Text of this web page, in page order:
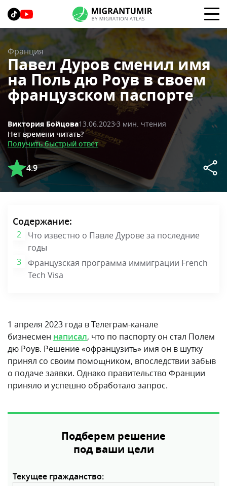
Франция
Павел Дуров сменил имя
на Поль дю Роув в своем
французском паспорте
Виктория Бойцова13.06.2023 3 мин. чтения
Нет времени читать?
Получить быстрый ответ
4.9
Содержание:
Что известно о Павле Дурове за последние
годы
Французская программа иммиграции French
Tech Visa
1 апреля 2023 года в Телеграм-канале
бизнесмен написал, что по паспорту он стал Полем
дю Роув. Решение «офранцузить» имя он в шутку
принял со своим помощником, впоследствии забыв
о подаче заявки. Однако правительство Франции
приняло и успешно обработало запрос.
Подберем решение
под ваши цели
Текущее гражданство: